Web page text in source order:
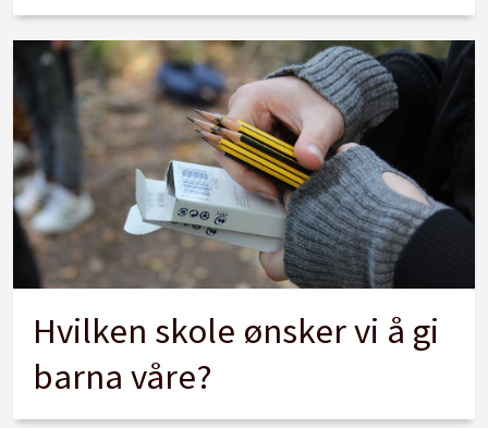
Hvilken skole ønsker vi å gi
barna våre?